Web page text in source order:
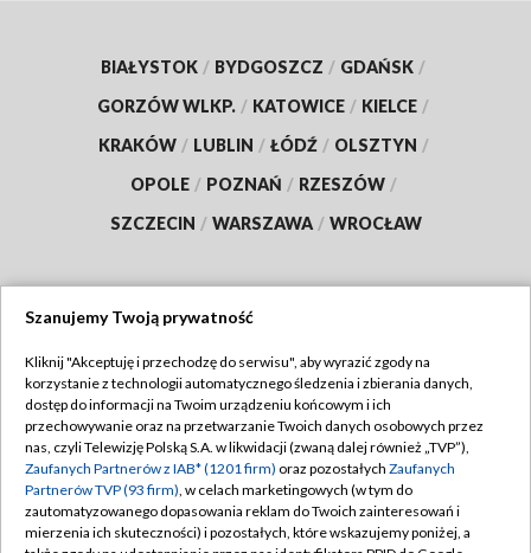
BIAŁYSTOK / BYDGOSZCZ / GDAŃSK /
GORZÓW WLKP. / KATOWICE / KIELCE /
KRAKÓW / LUBLIN / ŁÓDŹ / OLSZTYN /
OPOLE / POZNAŃ / RZESZÓW /
SZCZECIN / WARSZAWA / WROCŁAW
TVP
Abonament TVP
Emisja w TVP
Centrum informacji TVP
Naziemna Telewizja Cyfrowa
Regulamin TVP
Polityka prywatności
Moje zgody
Pomoc
Szanujemy Twoją prywatność
Kliknij "Akceptuję i przechodzę do serwisu", aby wyrazić zgody na
korzystanie z technologii automatycznego śledzenia i zbierania danych,
dostęp do informacji na Twoim urządzeniu końcowym i ich
przechowywanie oraz na przetwarzanie Twoich danych osobowych przez
nas, czyli Telewizję Polską S.A. w likwidacji (zwaną dalej również „TVP”),
Zaufanych Partnerów z IAB* (1201 firm) oraz pozostałych Zaufanych
Partnerów TVP (93 firm), w celach marketingowych (w tym do
zautomatyzowanego dopasowania reklam do Twoich zainteresowań i
mierzenia ich skuteczności) i pozostałych, które wskazujemy poniżej, a